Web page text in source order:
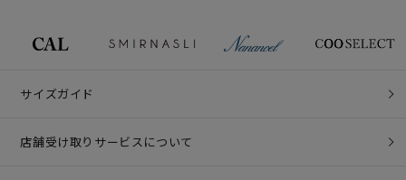
サイズガイド
店舗受け取りサービスについて